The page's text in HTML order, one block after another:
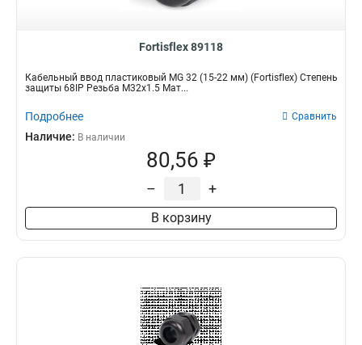
Fortisflex 89118
Кабельный ввод пластиковый МG 32 (15-22 мм) (Fortisflex) Степень
защиты 68IP Резьба M32x1.5 Мат...
Подробнее Сравнить
Наличие: В наличии
80,56 ₽
– +
В корзину